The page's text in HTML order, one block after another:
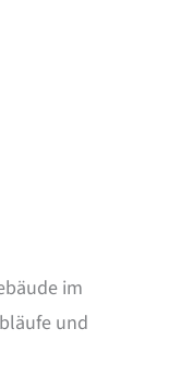
im
und